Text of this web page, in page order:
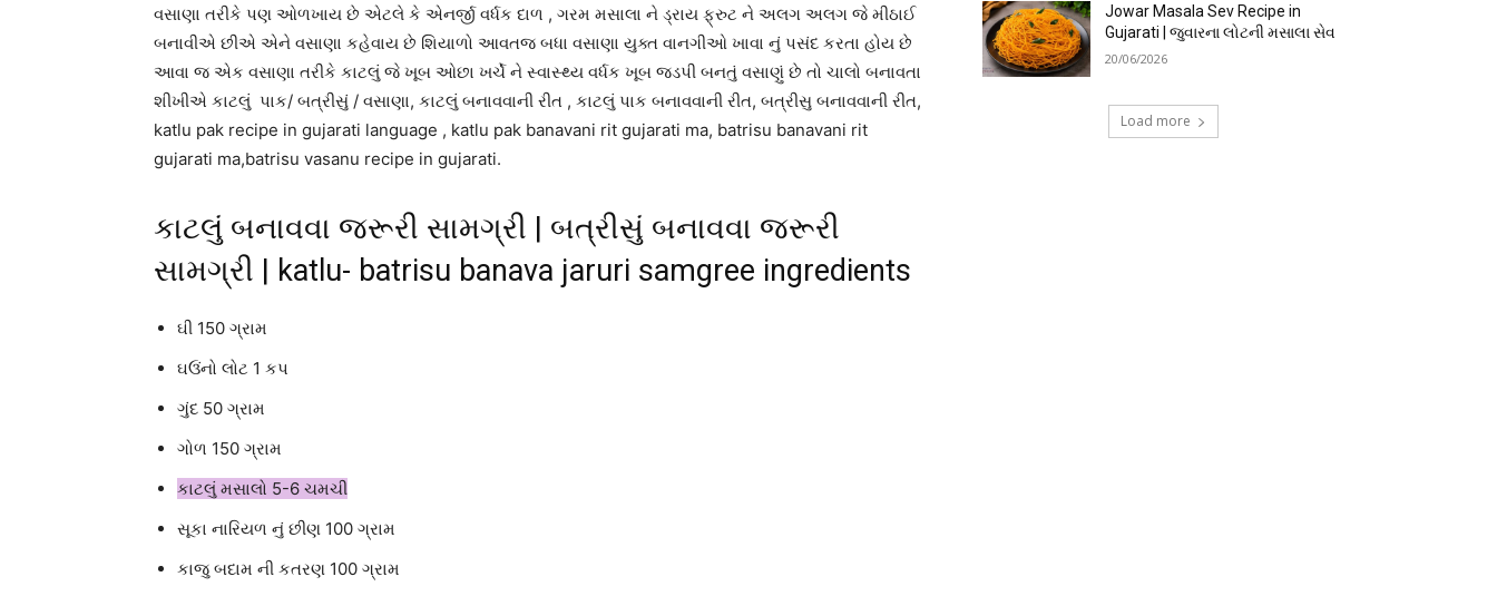
વસાણા તરીકે પણ ઓળખાય છે એટલે કે એનર્જી વર્ધક દાળ , ગરમ મસાલા ને ડ્રાય ફ્રુટ ને અલગ અલગ જે મીઠાઈ
બનાવીએ છીએ એને વસાણા કહેવાય છે શિયાળો આવતજ બધા વસાણા યુક્ત વાનગીઓ ખાવા નું પસંદ કરતા હોય છે
આવા જ એક વસાણા તરીકે કાટલું જે ખૂબ ઓછા ખર્ચે ને સ્વાસ્થ્ય વર્ધક ખૂબ જડપી બનતું વસાણું છે તો ચાલો બનાવતા
શીખીએ કાટલું પાક/ બત્રીસું / વસાણા, કાટલું બનાવવાની રીત , કાટલું પાક બનાવવાની રીત, બત્રીસુ બનાવવાની રીત,
katlu pak recipe in gujarati language , katlu pak banavani rit gujarati ma, batrisu banavani rit
gujarati ma,batrisu vasanu recipe in gujarati.
કાટલું બનાવવા જરૂરી સામગ્રી | બત્રીસું બનાવવા જરૂરી
સામગ્રી | katlu- batrisu banava jaruri samgree ingredients
ઘી 150 ગ્રામ
ઘઉંનો લોટ 1 કપ
ગુંદ 50 ગ્રામ
ગોળ 150 ગ્રામ
કાટલું મસાલો 5-6 ચમચી
સૂકા નારિયળ નું છીણ 100 ગ્રામ
કાજુ બદામ ની કતરણ 100 ગ્રામ
Jowar Masala Sev Recipe in
Gujarati | જુવારના લોટની મસાલા સેવ
20/06/2026
Load more